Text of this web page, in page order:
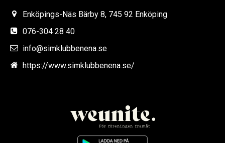
Enköpings-Näs Bärby 8, 745 92 Enköping
076-304 28 40
info@simklubbenena.se
https://www.simklubbenena.se/